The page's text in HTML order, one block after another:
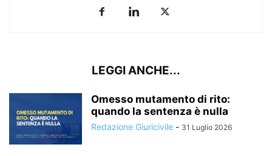
LEGGI ANCHE...
Omesso mutamento di rito:
quando la sentenza è nulla
Redazione Giuricivile - 31 Luglio 2026